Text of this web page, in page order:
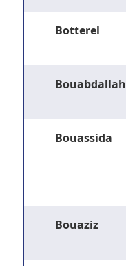
Botterel
Bouabdallah
Bouassida
Bouaziz